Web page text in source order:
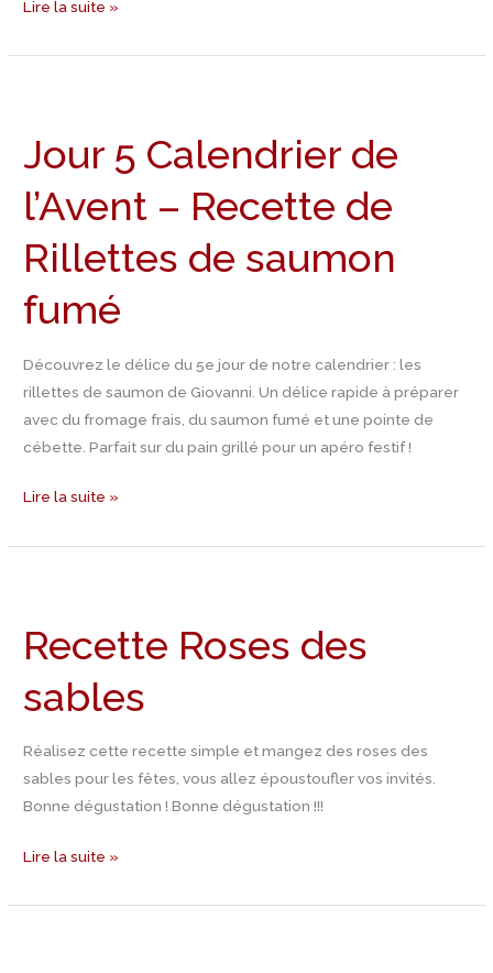
Lire la suite »
Jour 5 Calendrier de
l’Avent – Recette de
Rillettes de saumon
fumé
Découvrez le délice du 5e jour de notre calendrier : les
rillettes de saumon de Giovanni. Un délice rapide à préparer
avec du fromage frais, du saumon fumé et une pointe de
cébette. Parfait sur du pain grillé pour un apéro festif !
Calendrier
de
l’Avent
Recette
Rillettes
saumon
fumé
Lire la suite »
Recette Roses des
sables
Réalisez cette recette simple et mangez des roses des
sables pour les fêtes, vous allez époustoufler vos invités.
Bonne dégustation ! Bonne dégustation !!!
des
sables
Lire la suite »